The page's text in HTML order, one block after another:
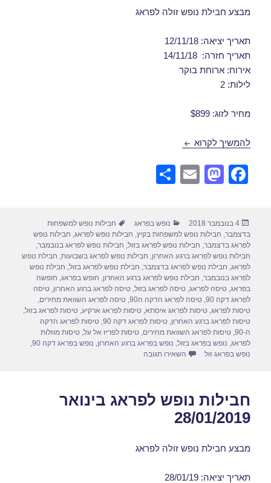
מבצע חבילת נופש זולה לפראג
תאריך יציאה: 12/11/18
תאריך חזרה: 14/11/18
אירוח: ארוחת בוקר
לילות: 2
מחיר לזוג: $899
להמשיך לקרוא חבילות נופש לפראג בנובמבר 12/11/2018
F
e
b
o
o
k
M
o
d
o
n
E
e
פורסם
בתאריך
4 בנובמבר 2018 קטגוריות
נופש בפראג תגיות
חבילות נופש למשפחות
בדצמבר, חבילות נופש למשפחות בקיץ, חבילות נופש לפראג, חבילות נופש
לפראג בדצמבר, חבילות נופש לפראג בזול, חבילות נופש לפראג בנובמבר,
חבילות נופש לפראג ברגע האחרון, חבילות נופש לפראג בשבועות, חבילת נופש
לפראג, חבילת נופש לפראג בדצמבר, חבילת נופש לפראג בזול, חבילת נופש
לפראג בנובמבר, חבילת נופש לפראג ברגע האחרון, חופש בפראג, חופשה
בפראג,טיסה לפראג,טיסה לפראג בזול,טיסה לפראג ברגע האחרון,טיסה
לפראג דקה 90
,טיסה לפראג הדקה ה90 ,טיסה לפראג השוואת מחירים,
טיסות לפראג,טיסות לפראג איסתא,טיסות לפראג ארקיע,טיסות לפראג בזול,
טיסות לפראג ברגע האחרון,טיסות לפראג דקה 90 ,טיסות לפראג הדקה
ה-90
,טיסות לפראג השוואת מחירים,טיסות לפריז אל על,טיסות מוזלות
לפראג, נופש בפראג בזול, נופש בפראג ברגע האחרון, נופש בפראג דקה 90
,
נופש בפראג זול
השאירו תגובה
חבילות נופש לפראג בינואר
28/01/2019
מבצע חבילת נופש זולה לפראג
תאריך יציאה: 28/01/19